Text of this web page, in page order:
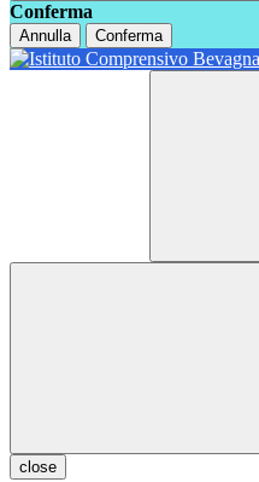
Conferma
Annulla Conferma
close